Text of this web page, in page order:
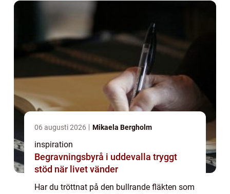
06 augusti 2026 Mikaela Bergholm
inspiration
Begravningsbyrå i uddevalla tryggt
stöd när livet vänder
Har du tröttnat på den bullrande fläkten som